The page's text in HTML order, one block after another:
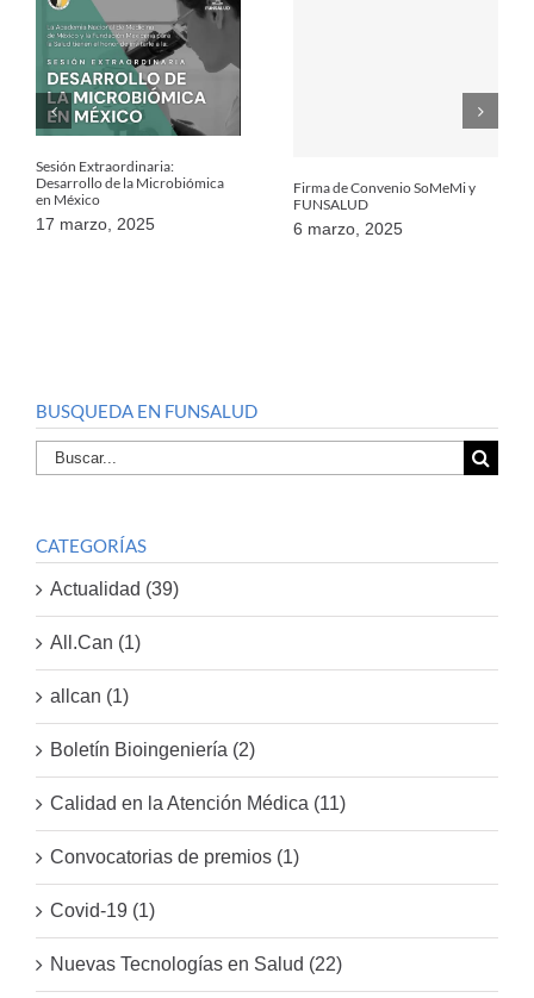
Sesión Extraordinaria:
Desarrollo de la Microbiómica
en México
17 marzo, 2025
Firma de Convenio SoMeMi y
FUNSALUD
6 marzo, 2025
BUSQUEDA EN FUNSALUD
Buscar
por:
CATEGORÍAS
Actualidad (39)
All.Can (1)
allcan (1)
Boletín Bioingeniería (2)
Calidad en la Atención Médica (11)
Convocatorias de premios (1)
Covid-19 (1)
Nuevas Tecnologías en Salud (22)